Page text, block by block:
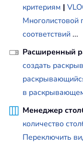
критериям |
Многолистовой
соответствий ...
Расширенный
создать
в
Менеджер
количество
Переключить